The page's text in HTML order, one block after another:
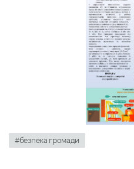
#безпека громади